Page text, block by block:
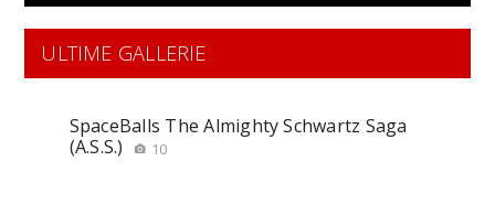
ULTIME GALLERIE
SpaceBalls The Almighty Schwartz Saga
(A.S.S.)
10